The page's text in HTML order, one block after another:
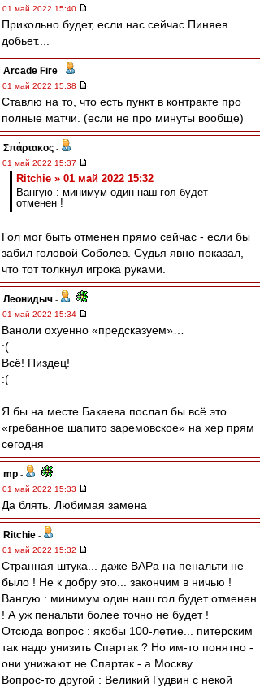
01 май 2022 15:40
Прикольно будет, если нас сейчас Пиняев
добьет....
Arcade Fire -
01 май 2022 15:38
Ставлю на то, что есть пункт в контракте про
полные матчи. (если не про минуты вообще)
Σπάρτακος -
01 май 2022 15:37
Ritchie » 01 май 2022 15:32
Вангую : минимум один наш гол будет
отменен !
Гол мог быть отменен прямо сейчас - если бы
забил головой Соболев. Судья явно показал,
что тот толкнул игрока руками.
Леонидыч -
01 май 2022 15:34
Ваноли охуенно «предсказуем»…
:(
Всё! Пиздец!
:(
Я бы на месте Бакаева послал бы всё это
«гребанное шапито заремовское» на хер прям
сегодня
mp -
01 май 2022 15:33
Да блять. Любимая замена
Ritchie -
01 май 2022 15:32
Странная штука... даже ВАРа на пенальти не
было ! Не к добру это... закончим в ничью !
Вангую : минимум один наш гол будет отменен
! А уж пенальти более точно не будет !
Отсюда вопрос : якобы 100-летие... питерским
так надо унизить Спартак ? Но им-то понятно -
они унижают не Спартак - а Москву.
Вопрос-то другой : Великий Гудвин с некой